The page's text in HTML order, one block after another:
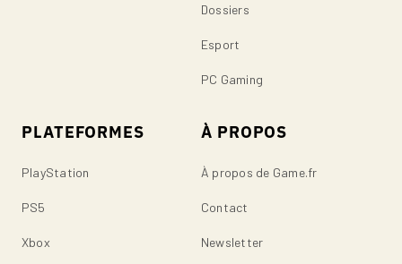
Dossiers
Esport
PC Gaming
PLATEFORMES
PlayStation
PS5
Xbox
À PROPOS
À propos de Game.fr
Contact
Newsletter